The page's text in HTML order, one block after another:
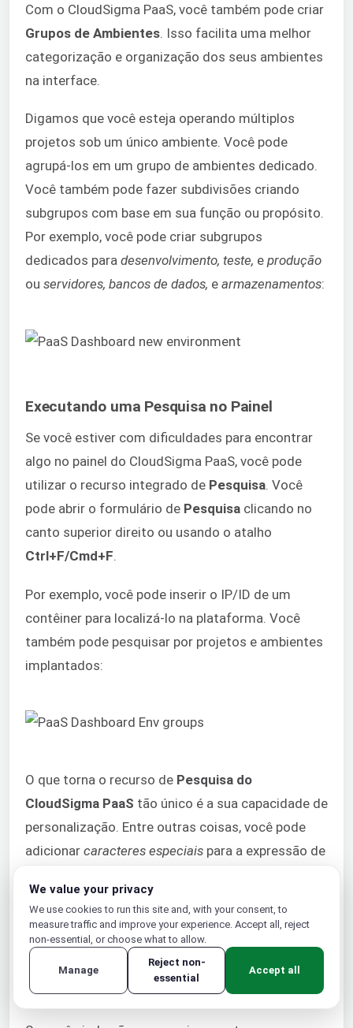
Com o CloudSigma PaaS, você também pode criar
Grupos de Ambientes . Isso facilita uma melhor
categorização e organização dos seus ambientes
na interface.
Digamos que você esteja operando múltiplos
projetos sob um único ambiente. Você pode
agrupá-los em um grupo de ambientes dedicado.
Você também pode fazer subdivisões criando
subgrupos com base em sua função ou propósito.
Por exemplo, você pode criar subgrupos
dedicados para desenvolvimento, teste, e produção
ou servidores, bancos de dados, e armazenamentos:
Executando uma Pesquisa no Painel
Se você estiver com dificuldades para encontrar
algo no painel do CloudSigma PaaS, você pode
utilizar o recurso integrado de Pesquisa. Você
pode abrir o formulário de Pesquisa clicando no
canto superior direito ou usando o atalho
Ctrl+F/Cmd+F.
Por exemplo, você pode inserir o IP/ID de um
contêiner para localizá-lo na plataforma. Você
também pode pesquisar por projetos e ambientes
implantados:
O que torna o recurso de Pesquisa do
CloudSigma PaaS tão único é a sua capacidade de
personalização. Entre outras coisas, você pode
adicionar caracteres especiais para a expressão de
curinga ‘*’). Você pode
conta ou um grupo de ambientes específico. Você
também pode aplicar umfiltro de categoriaspara
incluir e excluir diferentes tipos de dados e
pacotes.
We value your privacy
We use cookies to run this site and, with your consent, to
measure traffic and improve your experience. Accept all, reject
non-essential, or choose what to allow.
Manage
Reject non-
essential
Accept all